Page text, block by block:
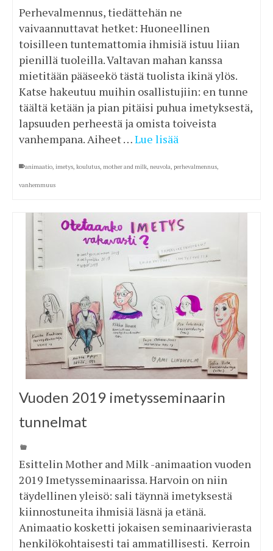
Perhevalmennus, tiedättehän ne
vaivaannuttavat hetket: Huoneellinen
toisilleen tuntemattomia ihmisiä istuu liian
pienillä tuoleilla. Valtavan mahan kanssa
mietitään pääseekö tästä tuolista ikinä ylös.
Katse hakeutuu muihin osallistujiin: en tunne
täältä ketään ja pian pitäisi puhua imetyksestä,
lapsuuden perheestä ja omista toiveista
vanhempana. Aiheet …Lue lisää
animaatio, imetys, koulutus, mother and milk, neuvola, perhevalmennus,
vanhemmuus
Vuoden 2019 imetysseminaarin
tunnelmat
Esittelin Mother and Milk -animaation vuoden
2019 Imetysseminaarissa. Harvoin on niin
täydellinen yleisö: sali täynnä imetyksestä
kiinnostuneita ihmisiä läsnä ja etänä.
Animaatio kosketti jokaisen seminaarivierasta
henkilökohtaisesti tai ammatillisesti. Kerroin